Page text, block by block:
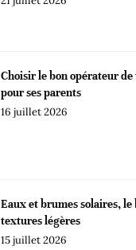
Choisir le bon opérateur de
pour ses parents
16 juillet 2026
Eaux et brumes solaires, le
textures légères
15 juillet 2026